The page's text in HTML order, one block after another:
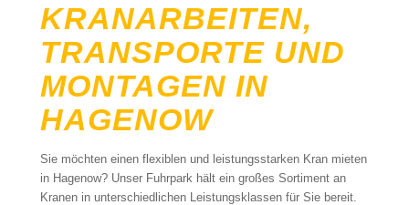
KRANARBEITEN,
TRANSPORTE UND
MONTAGEN IN
HAGENOW
Sie möchten einen flexiblen und leistungsstarken Kran mieten
in Hagenow? Unser Fuhrpark hält ein großes Sortiment an
Kranen in unterschiedlichen Leistungsklassen für Sie bereit.